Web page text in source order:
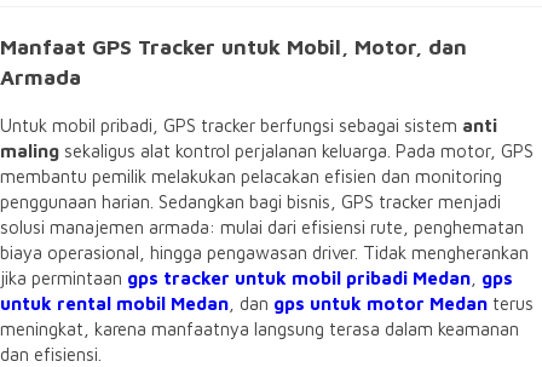
Manfaat GPS Tracker untuk Mobil, Motor, dan
Armada
Untuk mobil pribadi, GPS tracker berfungsi sebagai sistem anti
maling sekaligus alat kontrol perjalanan keluarga. Pada motor, GPS
membantu pemilik melakukan pelacakan efisien dan monitoring
penggunaan harian. Sedangkan bagi bisnis, GPS tracker menjadi
solusi manajemen armada: mulai dari efisiensi rute, penghematan
biaya operasional, hingga pengawasan driver. Tidak mengherankan
jika permintaan gps tracker untuk mobil pribadi Medan gps
untuk rental mobil Medan , dan gps untuk motor Medan terus
meningkat, karena manfaatnya langsung terasa dalam keamanan
dan efisiensi.